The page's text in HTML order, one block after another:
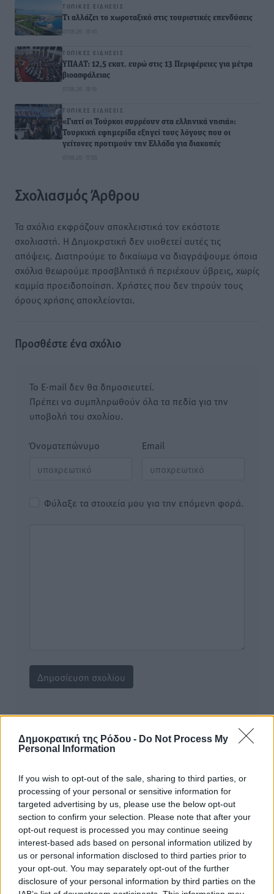
Δημοκρατική της Ρόδου - Do Not Process My
Personal Information
If you wish to opt-out of the sale, sharing to third parties, or
processing of your personal or sensitive information for
targeted advertising by us, please use the below opt-out
section to confirm your selection. Please note that after your
opt-out request is processed you may continue seeing
interest-based ads based on personal information utilized by
us or personal information disclosed to third parties prior to
your opt-out. You may separately opt-out of the further
disclosure of your personal information by third parties on the
ΤΟΠΙΚΈΣ ΕΙΔΉΣΕΙΣ
Τι αλλάζει το χωροταξικό στις τουριστικές επενδύσεις
07.08.26 · 18:41
ΤΟΠΙΚΈΣ ΕΙΔΉΣΕΙΣ
ΥΠΑΑΤ: 12,5 εκατ. ευρώ στις 13 Περιφέρειες για μέτρα
βιοασφάλειας
07.08.26 · 18:19
ΤΟΠΙΚΈΣ ΕΙΔΉΣΕΙΣ
«Γιατί οι Τούρκοι συρρέουν στα ελληνικά νησιά»:
Τουρκική εφημερίδα εξηγεί τους λόγους που οι
γείτονες προτιμούν την Ελλάδα για διακοπές
07.08.26 · 17:55
Σχολιασμός Άρθρου
Τα σχόλια εκφράζουν αποκλειστικά τον εκάστοτε
σχολιαστή. Η Δημοκρατική δεν υιοθετεί αυτές τις
απόψεις. Διατηρούμε το δικαίωμα να διαγράψουμε όποια
σχόλια θεωρούμε προσβλητικά ή περιέχουν ύβρεις, χωρίς
καμμία προειδοποίηση. Χρήστες που δεν τηρούν τους
όρους χρήσης αποκλείονται.
Προσθέστε ένα σχόλιο
Το E-mail δεν θα δημοσιευτεί.
Πρέπει να συμπληρωθούν όλα τα πεδία για την
υποβολή του σχολίου.
Όνοματεπώνυμο Email
Φύλαξε τα στοιχεία μου για την επόμενη φορά.
Για την μερική αναπαραγωγή της είδησης από άλλες
παρεχόμενου συνδέσμου παραπομπής προς το άρθρο
της Δημοκρατικής.
o καιρός τώρα: